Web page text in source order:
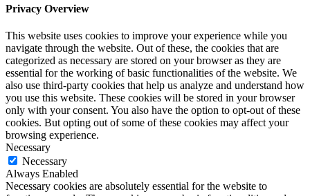
Privacy Overview
This website uses cookies to improve your experience while you
navigate through the website. Out of these, the cookies that are
categorized as necessary are stored on your browser as they are
essential for the working of basic functionalities of the website. We
also use third-party cookies that help us analyze and understand how
you use this website. These cookies will be stored in your browser
only with your consent. You also have the option to opt-out of these
cookies. But opting out of some of these cookies may affect your
browsing experience.
Necessary
Necessary
Always Enabled
Necessary cookies are absolutely essential for the website to